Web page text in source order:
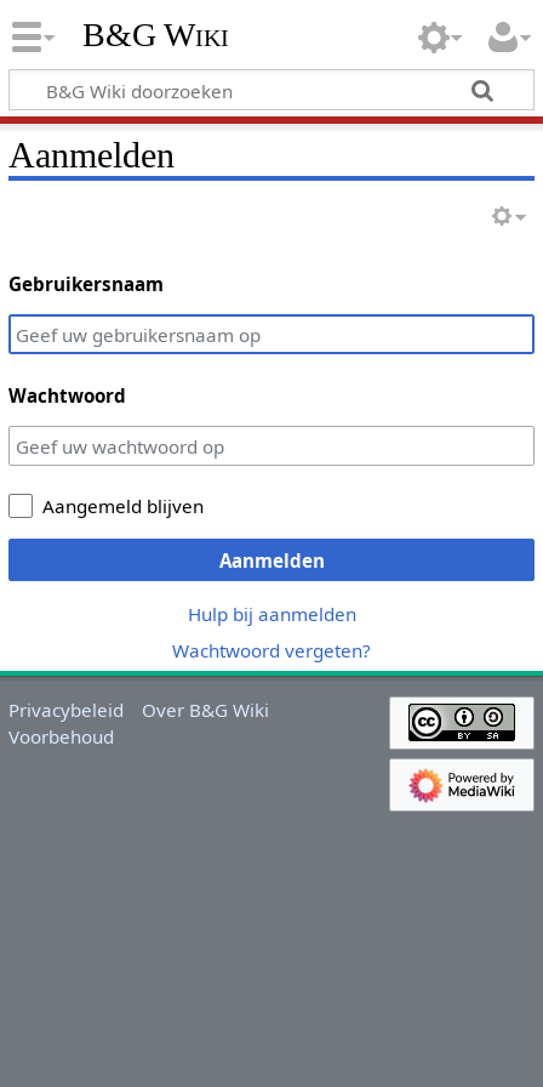
B&G Wiki
Aanmelden
Gebruikersnaam
Wachtwoord
Aangemeld blijven
Aanmelden
Hulp bij aanmelden
Wachtwoord vergeten?
Privacybeleid
Over B&G Wiki
Voorbehoud